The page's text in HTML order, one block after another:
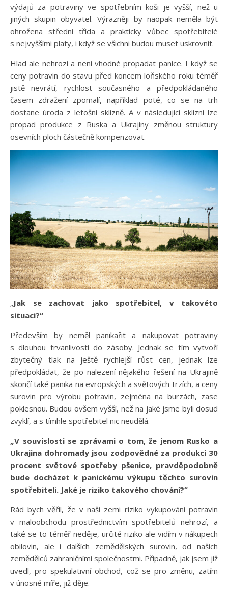
výdajů za potraviny ve spotřebním koši je vyšší, než u
jiných skupin obyvatel. Výrazněji by naopak neměla být
ohrožena střední třída a prakticky vůbec spotřebitelé
s nejvyššími platy, i když se všichni budou muset uskrovnit.
Hlad ale nehrozí a není vhodné propadat panice. I když se
ceny potravin do stavu před koncem loňského roku téměř
jistě nevrátí, rychlost současného a předpokládaného
časem zdražení zpomalí, například poté, co se na trh
dostane úroda z letošní sklizně. A v následující sklizni lze
propad produkce z Ruska a Ukrajiny změnou struktury
osevních ploch částečně kompenzovat.
„Jak se zachovat jako spotřebitel, v takovéto
situaci?“
Především by neměl panikařit a nakupovat potraviny
s dlouhou trvanlivostí do zásoby. Jednak se tím vytvoří
zbytečný tlak na ještě rychlejší růst cen, jednak lze
předpokládat, že po nalezení nějakého řešení na Ukrajině
skončí také panika na evropských a světových trzích, a ceny
surovin pro výrobu potravin, zejména na burzách, zase
poklesnou. Budou ovšem vyšší, než na jaké jsme byli dosud
zvyklí, a s tímhle spotřebitel nic neudělá.
„V souvislosti se zprávami o tom, že jenom Rusko a
Ukrajina dohromady jsou zodpovědné za produkci 30
procent světové spotřeby pšenice, pravděpodobně
bude docházet k panickému výkupu těchto surovin
spotřebiteli. Jaké je riziko takového chování?“
Rád bych věřil, že v naší zemi riziko vykupování potravin
v maloobchodu prostřednictvím spotřebitelů nehrozí, a
také se to téměř neděje, určité riziko ale vidím v nákupech
obilovin, ale i dalších zemědělských surovin, od našich
zemědělců zahraničními společnostmi. Případně, jak jsem již
uvedl, pro spekulativní obchod, což se pro změnu, zatím
v únosné míře, již děje.